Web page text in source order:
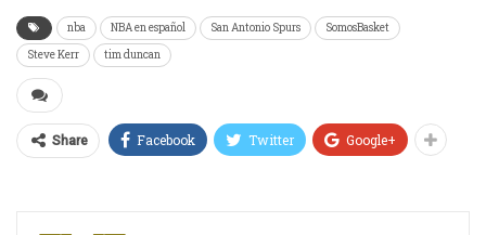
nba NBA en español San Antonio Spurs
SomosBasket
Steve Kerr
tim duncan
Share Facebook Twitter Google+